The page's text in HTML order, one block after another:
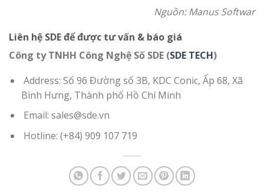
Nguồn: Manus Softwar
Liên hệ SDE để được tư vấn & báo giá
Công ty TNHH Công Nghệ Số SDE (SDE TECH)
Address: Số 96 Đường số 3B, KDC Conic, Ấp 68, Xã
Bình Hưng, Thành phố Hồ Chí Minh
Email: sales@sde.vn
Hotline: (+84) 909 107 719